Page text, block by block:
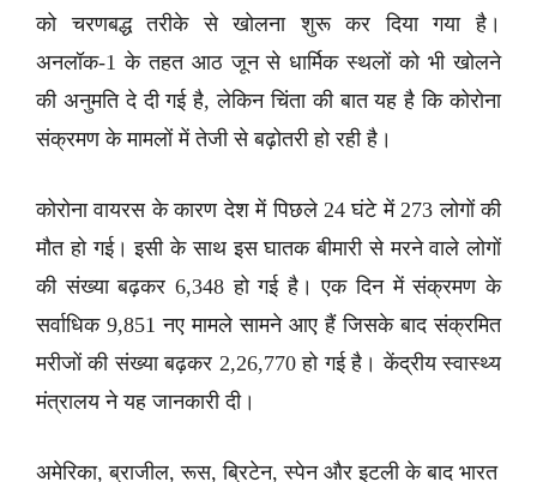
को चरणबद्ध तरीके से खोलना शुरू कर दिया गया है।
अनलॉक-1 के तहत आठ जून से धार्मिक स्थलों को भी खोलने
की अनुमति दे दी गई है, लेकिन चिंता की बात यह है कि कोरोना
संक्रमण के मामलों में तेजी से बढ़ोतरी हो रही है।
कोरोना वायरस के कारण देश में पिछले 24 घंटे में 273 लोगों की
मौत हो गई। इसी के साथ इस घातक बीमारी से मरने वाले लोगों
की संख्या बढ़कर 6,348 हो गई है। एक दिन में संक्रमण के
सर्वाधिक 9,851 नए मामले सामने आए हैं जिसके बाद संक्रमित
मरीजों की संख्या बढ़कर 2,26,770 हो गई है। केंद्रीय स्वास्थ्य
मंत्रालय ने यह जानकारी दी।
अमेरिका, ब्राजील, रूस, ब्रिटेन, स्पेन और इटली के बाद भारत